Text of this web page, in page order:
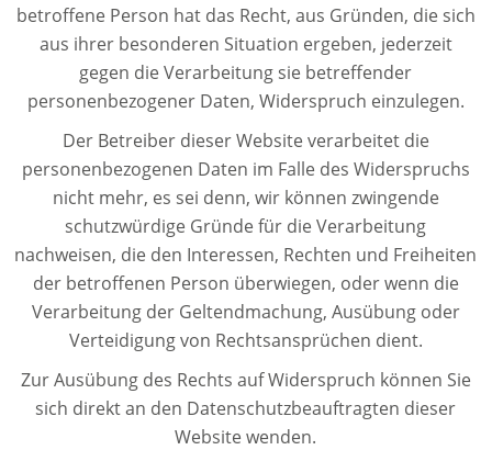
betroffene Person hat das Recht, aus Gründen, die sich
aus ihrer besonderen Situation ergeben, jederzeit
gegen die Verarbeitung sie betreffender
personenbezogener Daten, Widerspruch einzulegen.
Der Betreiber dieser Website verarbeitet die
personenbezogenen Daten im Falle des Widerspruchs
nicht mehr, es sei denn, wir können zwingende
schutzwürdige Gründe für die Verarbeitung
nachweisen, die den Interessen, Rechten und Freiheiten
der betroffenen Person überwiegen, oder wenn die
Verarbeitung der Geltendmachung, Ausübung oder
Verteidigung von Rechtsansprüchen dient.
Zur Ausübung des Rechts auf Widerspruch können Sie
sich direkt an den Datenschutzbeauftragten dieser
Website wenden.